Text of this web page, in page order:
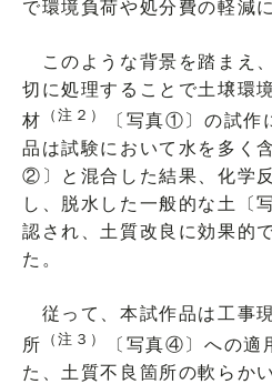
で環境負荷や処分費の軽減
このような背景を踏まえ
切に処理することで土壌環
材
（注２）
〔写真①〕の試作
品は試験において水を多く
②〕と混合した結果、化学
し、脱水した一般的な土〔
認され、土質改良に効果的
た。
従って、本試作品は工事
所
（注３）
〔写真④〕への適
た、土質不良箇所の軟らか